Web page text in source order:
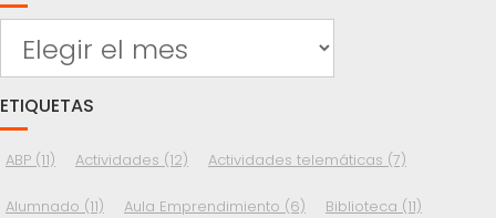
ETIQUETAS
ABP (11) Actividades (12) Actividades telemáticas (7)
Alumnado (11) Aula Emprendimiento (6) Biblioteca (11)